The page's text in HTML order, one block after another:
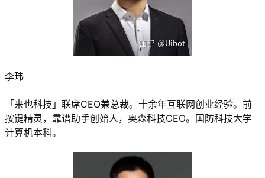
李玮
「来也科技」联席CEO兼总裁。十余年互联网创业经验。前
按键精灵，靠谱助手创始人，奥森科技CEO。国防科技大学
计算机本科。